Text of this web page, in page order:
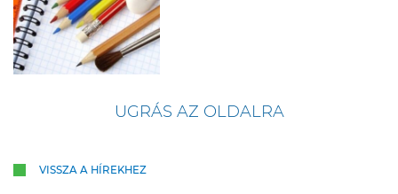
UGRÁS AZ OLDALRA
VISSZA A HÍREKHEZ